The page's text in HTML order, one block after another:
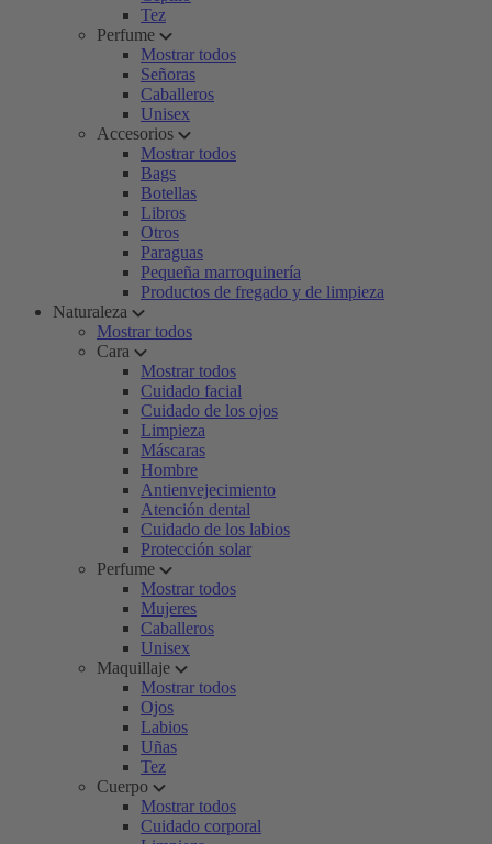
Tez
Perfume
Mostrar todos
Señoras
Caballeros
Unisex
Accesorios
Mostrar todos
Bags
Botellas
Libros
Otros
Paraguas
Pequeña marroquinería
Productos de fregado y de limpieza
Naturaleza
Mostrar todos
Cara
Mostrar todos
Cuidado facial
Cuidado de los ojos
Limpieza
Máscaras
Hombre
Antienvejecimiento
Atención dental
Cuidado de los labios
Protección solar
Perfume
Mostrar todos
Mujeres
Caballeros
Unisex
Maquillaje
Mostrar todos
Ojos
Labios
Uñas
Tez
Cuerpo
Mostrar todos
Cuidado corporal